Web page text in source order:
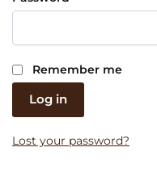
Remember me
Log in
Lost your password?